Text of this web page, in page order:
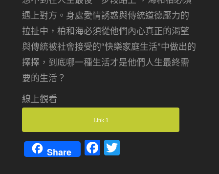
遇上對方。身處愛情誘惑與傳統道德壓力的
拉扯中，柏和海必須從他們內心真正的渴望
與傳統被社會接受的“快樂家庭生活”中做出的
擇擇，到底哪一種生活才是他們人生最終需
要的生活？
線上觀看
Link 1
Share Facebook